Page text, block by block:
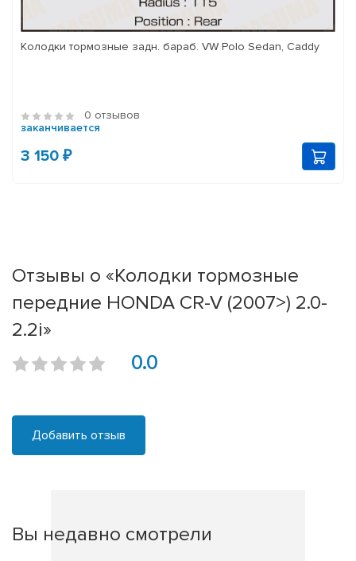
Колодки тормозные задн. бараб. VW Polo Sedan, Caddy
0 отзывов
заканчивается
3 150 ₽
Отзывы о «Колодки тормозные
передние HONDA CR-V (2007>) 2.0-
2.2i»
0.0
Добавить отзыв
Вы недавно смотрели